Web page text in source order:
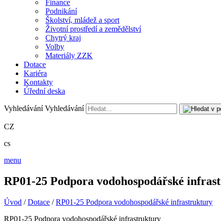
Finance
Podnikání
Školství, mládež a sport
Životní prostředí a zemědělství
Chytrý kraj
Volby
Materiály ZZK
Dotace
Kariéra
Kontakty
Úřední deska
Vyhledávání Vyhledávání
CZ
cs
menu
RP01-25 Podpora vodohospodářské
Úvod /Dotace /RP01-25 Podpora vodohospodářské infrastruktury
RP01-25 Podpora vodohospodářské infrastruktury